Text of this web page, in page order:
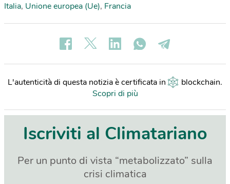
Italia, Unione europea (Ue), Francia
L'autenticità di questa notizia è certificata in blockchain.
Scopri di più
Iscriviti al Climatariano
Per un punto di vista “metabolizzato” sulla
crisi climatica